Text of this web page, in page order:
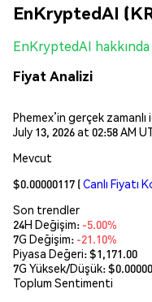
EnKryptedAI
EnKryptedAI
Fiyat Analizi
Phemex’in gerçek
July 13, 2026 at 02:58 AM
Mevcut
$0.00000117 (Canlı Fiyatı
Son trendler
24H Değişim: -5.00%
7G Değişim: -21.10%
Piyasa Değeri:$1,171.00
7G Yüksek/Düşük: $
Toplum Sentimenti